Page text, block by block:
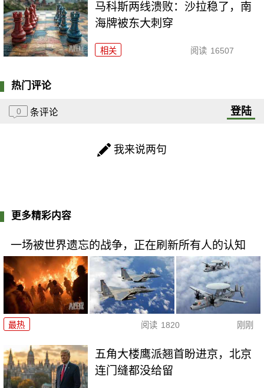
马科斯两线溃败：沙拉稳了，南
海牌被东大刺穿
相关 阅读 16507
热门评论
0 条评论 登陆
我来说两句
更多精彩内容
一场被世界遗忘的战争，正在刷新所有人的认知
最热 阅读 1820 刚刚
五角大楼鹰派翘首盼进京，北京
连门缝都没给留